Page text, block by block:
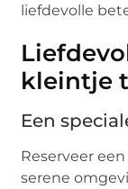
liefdevolle
kleintje
Een
Reserveer
serene